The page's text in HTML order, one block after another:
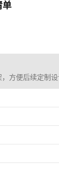
单
方便后续定制